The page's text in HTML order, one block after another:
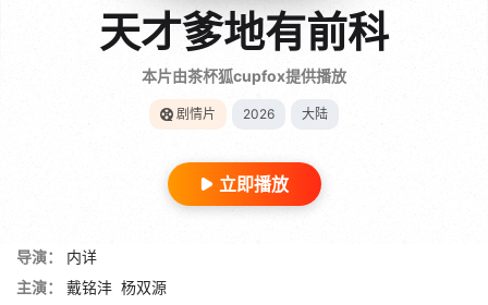
天才爹地有前科
本片由茶杯狐cupfox提供播放
剧情片 2026 大陆
立即播放
导演：
内详
主演：
戴铭沣 杨双源